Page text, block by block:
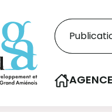
Recherche
AGENCE